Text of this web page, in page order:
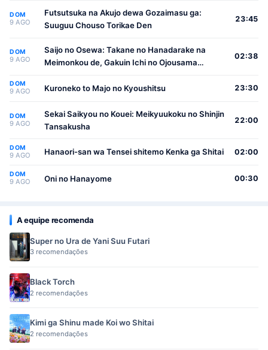
DOM
9 AGO
Futsutsuka na Akujo dewa Gozaimasu ga:
Suuguu Chouso Torikae Den
23:45
DOM
9 AGO
Saijo no Osewa: Takane no Hanadarake na
Meimonkou de, Gakuin Ichi no Ojousama
Osewa suru Koto ni Narimashita
02:38
DOM
9 AGO Kuroneko to Majo no Kyoushitsu 23:30
DOM
9 AGO
Sekai Saikyou no Kouei: Meikyuukoku no Shinjin
Tansakusha
22:00
DOM
9 AGO Hanaori-san wa Tensei shitemo Kenka ga Shitai 02:00
DOM
9 AGO Oni no Hanayome 00:30
A equipe recomenda
Super no Ura de Yani Suu Futari
3 recomendações
Black Torch
2 recomendações
Kimi ga Shinu made Koi wo Shitai
2 recomendações